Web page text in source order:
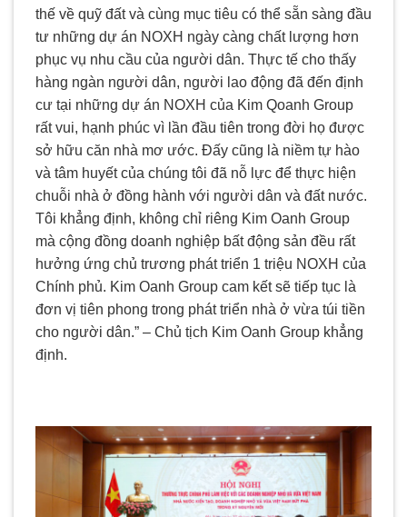
thế về quỹ đất và cùng mục tiêu có thể sẵn sàng đầu
tư những dự án NOXH ngày càng chất lượng hơn
phục vụ nhu cầu của người dân. Thực tế cho thấy
hàng ngàn người dân, người lao động đã đến định
cư tại những dự án NOXH của Kim Qoanh Group
rất vui, hạnh phúc vì lần đầu tiên trong đời họ được
sở hữu căn nhà mơ ước. Đấy cũng là niềm tự hào
và tâm huyết của chúng tôi đã nỗ lực để thực hiện
chuỗi nhà ở đồng hành với người dân và đất nước.
Tôi khẳng định, không chỉ riêng Kim Oanh Group
mà cộng đồng doanh nghiệp bất động sản đều rất
hưởng ứng chủ trương phát triển 1 triệu NOXH của
Chính phủ. Kim Oanh Group cam kết sẽ tiếp tục là
đơn vị tiên phong trong phát triển nhà ở vừa túi tiền
cho người dân.” – Chủ tịch Kim Oanh Group khẳng
định.